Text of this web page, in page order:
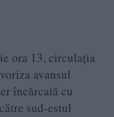
ora 13, circulația
avansul
încărcată cu
sud-estul